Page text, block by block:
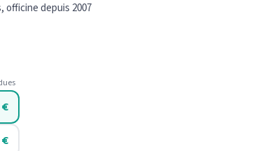
officine depuis 2007
€
€